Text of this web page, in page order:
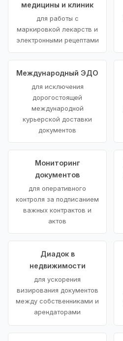
медицины и клиник
для работы с
маркировкой лекарств и
электронными рецептами
Международный ЭДО
для исключения
дорогостоящей
международной
курьерской доставки
документов
Мониторинг
документов
для оперативного
контроля за подписанием
важных контрактов и
актов
Диадок в
недвижимости
для ускорения
визирования документов
между собственниками и
арендаторами